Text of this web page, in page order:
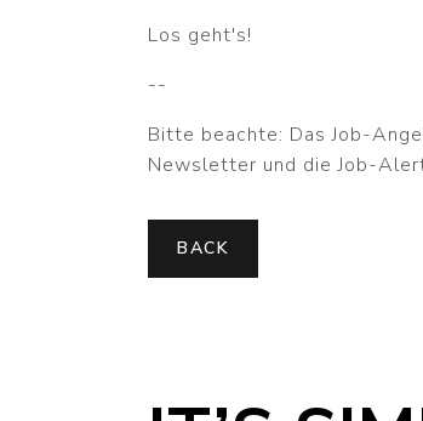
Los geht's!
--
Bitte beachte: Das Job-
Newsletter und die Job-
BACK